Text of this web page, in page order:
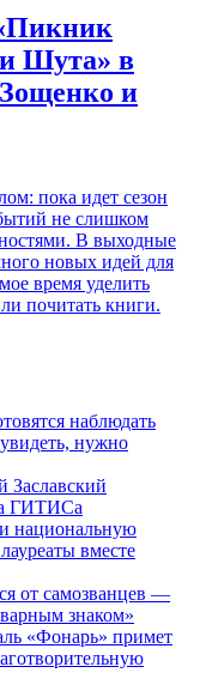
Шута» в
и
пока идет сезон
не слишком
В выходные
новых идей для
время уделить
почитать книги.
наблюдать
нужно
ГИТИСа
национальную
вместе
от самозванцев —
знаком»
«Фонарь» примет